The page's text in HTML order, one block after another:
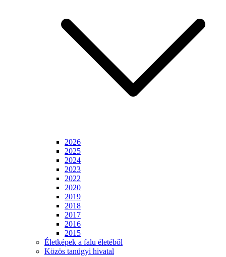
2026
2025
2024
2023
2022
2020
2019
2018
2017
2016
2015
Életképek a falu életéből
Közös tanügyi hivatal